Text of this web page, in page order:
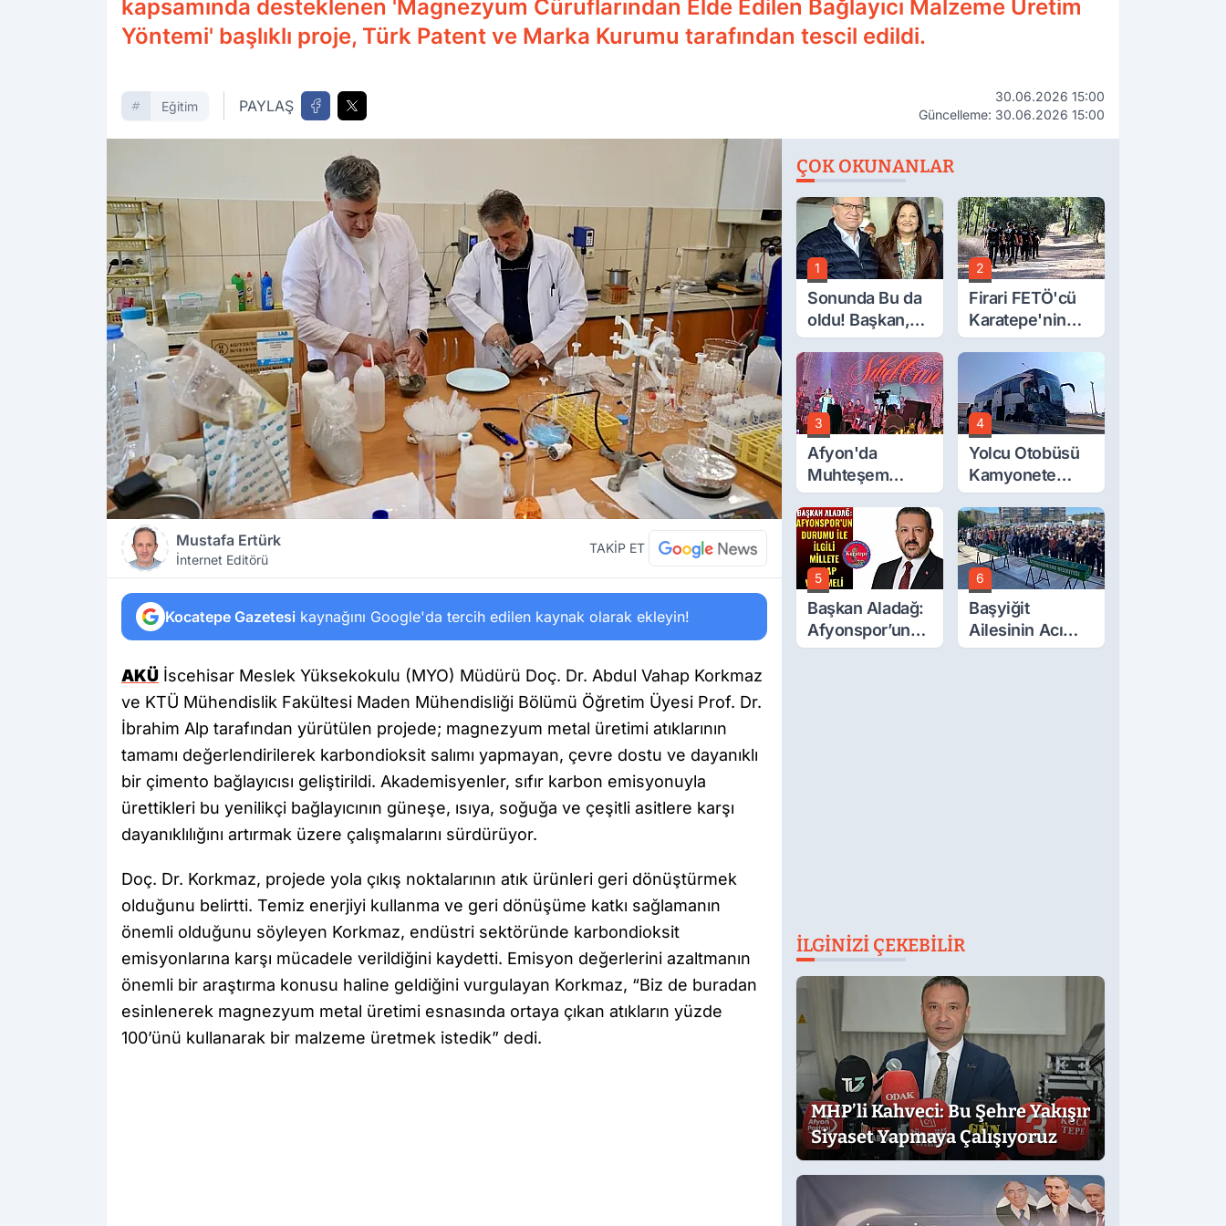
kapsamında desteklenen 'Magnezyum Cüruflarından Elde Edilen Bağlayıcı Malzeme Üretim
Yöntemi' başlıklı proje, Türk Patent ve Marka Kurumu tarafından tescil edildi.
Eğitim PAYLAŞ
30.06.2026 15:00
Güncelleme: 30.06.2026 15:00
Mustafa Ertürk
İnternet Editörü
TAKİP ET
Kocatepe Gazetesi kaynağını Google'da tercih edilen kaynak olarak ekleyin!
AKÜ İscehisar Meslek Yüksekokulu (MYO) Müdürü Doç. Dr. Abdul Vahap Korkmaz
ve KTÜ Mühendislik Fakültesi Maden Mühendisliği Bölümü Öğretim Üyesi Prof. Dr.
İbrahim Alp tarafından yürütülen projede; magnezyum metal üretimi atıklarının
tamamı değerlendirilerek karbondioksit salımı yapmayan, çevre dostu ve dayanıklı
bir çimento bağlayıcısı geliştirildi. Akademisyenler, sıfır karbon emisyonuyla
ürettikleri bu yenilikçi bağlayıcının güneşe, ısıya, soğuğa ve çeşitli asitlere karşı
dayanıklılığını artırmak üzere çalışmalarını sürdürüyor.
Doç. Dr. Korkmaz, projede yola çıkış noktalarının atık ürünleri geri dönüştürmek
olduğunu belirtti. Temiz enerjiyi kullanma ve geri dönüşüme katkı sağlamanın
önemli olduğunu söyleyen Korkmaz, endüstri sektöründe karbondioksit
emisyonlarına karşı mücadele verildiğini kaydetti. Emisyon değerlerini azaltmanın
önemli bir araştırma konusu haline geldiğini vurgulayan Korkmaz, “Biz de buradan
esinlenerek magnezyum metal üretimi esnasında ortaya çıkan atıkların yüzde
100’ünü kullanarak bir malzeme üretmek istedik” dedi.
ÇOK OKUNANLAR
1
Sonunda Bu da
oldu! Başkan,
Meclis Üyesini
Hobi
Bahçesinden
Attırdı
2
Firari FETÖ'cü
Karatepe'nin
Gösterdiği
Yerler Didik
Didik Aranıyor
3
Afyon'da
Muhteşem
Düğün
4
Yolcu Otobüsü
Kamyonete
Çarptı: 1 Ölü, 15
Yaralı
5
Başkan Aladağ:
Afyonspor’un
Durumu İle İlgili
6
Başyiğit
Ailesinin Acı
Günü: Ali
İLGINIZI ÇEKEBILIR
MHP’li Kahveci: Bu Şehre Yakışır
Siyaset Yapmaya Çalışıyoruz